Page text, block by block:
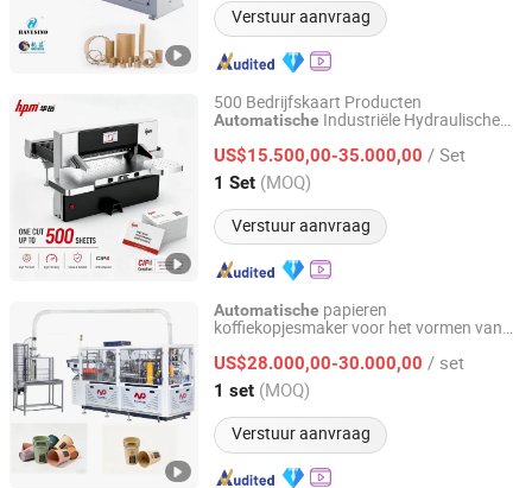
Verstuur aanvraag
500 Bedrijfskaart Producten
Automatische Industriële Hydraulische
A4 Karton Polar Papier Snijmachine
Snijmachine
US$15.500,00-35.000,00 / Set
1 Set (MOQ)
Verstuur aanvraag
Zhejiang Huayue Packing Machinery Co., Ltd.
Zhejiang, China Sinds 2009
Automatische papieren
koffiekopjesmaker voor het vormen van
US$28.000,00-30.000,00 / set
1 set (MOQ)
Verstuur aanvraag
Wenzhou Toppro Machinery Co., Ltd.
Zhejiang, China Sinds 2004